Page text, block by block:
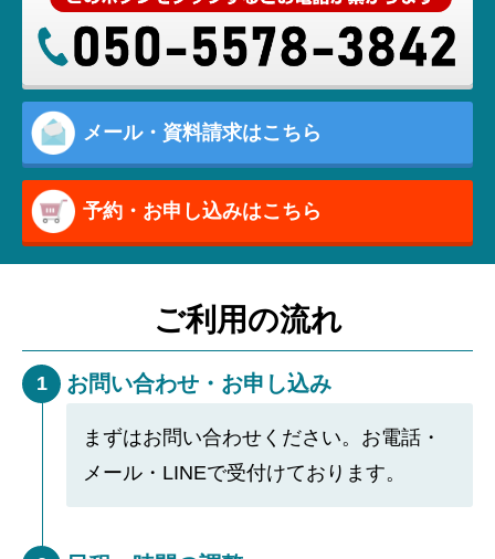
メール・資料請求はこちら
予約・お申し込みはこちら
ご利用の流れ
1 お問い合わせ・お申し込み
まずはお問い合わせください。お電話・
メール・LINEで受付けております。